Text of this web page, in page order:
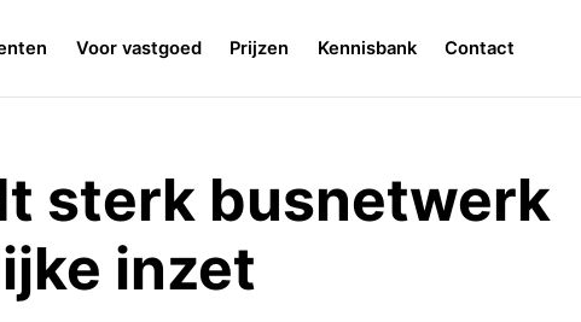
Voor vastgoed Prijzen Kennisbank Contact
sterk busnetwerk
inzet